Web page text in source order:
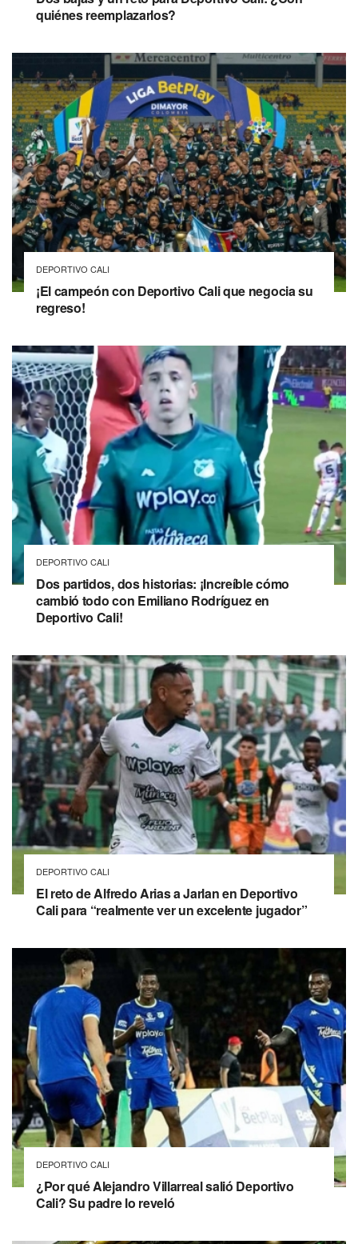
quiénes reemplazarlos?
DEPORTIVO CALI
¡El campeón con Deportivo Cali que negocia su
regreso!
DEPORTIVO CALI
Dos partidos, dos historias: ¡Increíble cómo
cambió todo con Emiliano Rodríguez en
Deportivo Cali!
DEPORTIVO CALI
El reto de Alfredo Arias a Jarlan en Deportivo
Cali para “realmente ver un excelente jugador”
DEPORTIVO CALI
¿Por qué Alejandro Villarreal salió Deportivo
Cali? Su padre lo reveló